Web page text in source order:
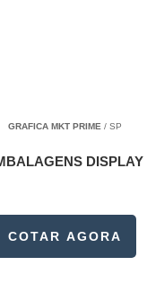
GRAFICA MKT PRIME/ SP
DISPLAY
COTAR AGORA